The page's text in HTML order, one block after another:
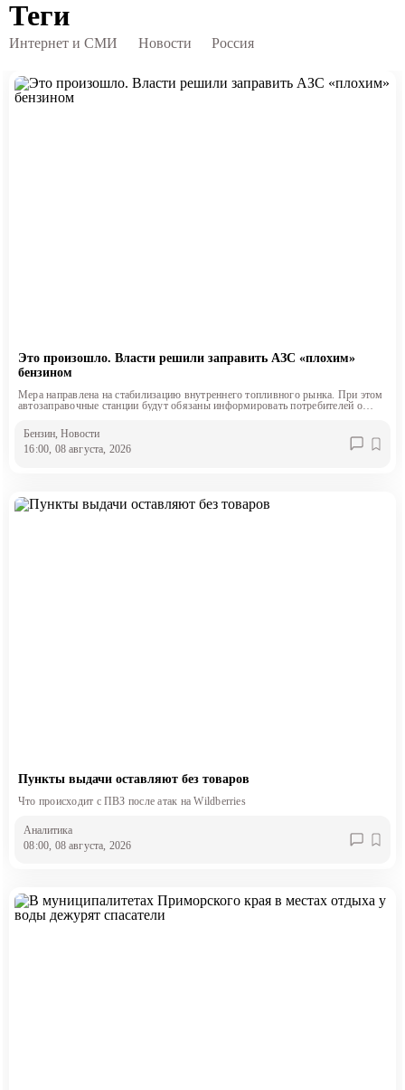
Теги
Интернет и СМИ Новости Россия
Это произошло. Власти решили заправить АЗС «плохим»
бензином
Мера направлена на стабилизацию внутреннего топливного рынка. При этом
автозаправочные станции будут обязаны информировать потребителей о
Бензин, Новости
16:00, 08 августа, 2026
Пункты выдачи оставляют без товаров
Что происходит с ПВЗ после атак на Wildberries
Аналитика
08:00, 08 августа, 2026